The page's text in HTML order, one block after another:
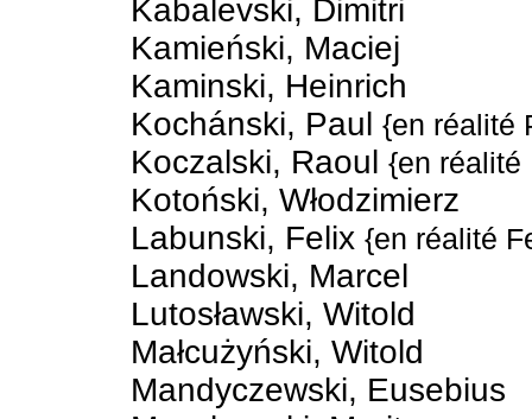
Kabalevski, Dimitri
Kamieński, Maciej
Kaminski, Heinrich
Kochánski, Paul {en réalité
Koczalski, Raoul {en réalité
Kotoński, Włodzimierz
Labunski, Felix {en réalité
Landowski, Marcel
Lutosławski, Witold
Małcużyński, Witold
Mandyczewski, Eusebius